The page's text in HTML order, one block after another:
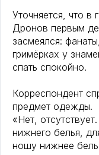
Уточняется, что в
Дронов первым
засмеялся:
гримёрках у
спать спокойно.
Корреспондент
предмет одежды.
«Нет,
нижнего белья,
ношу нижнее